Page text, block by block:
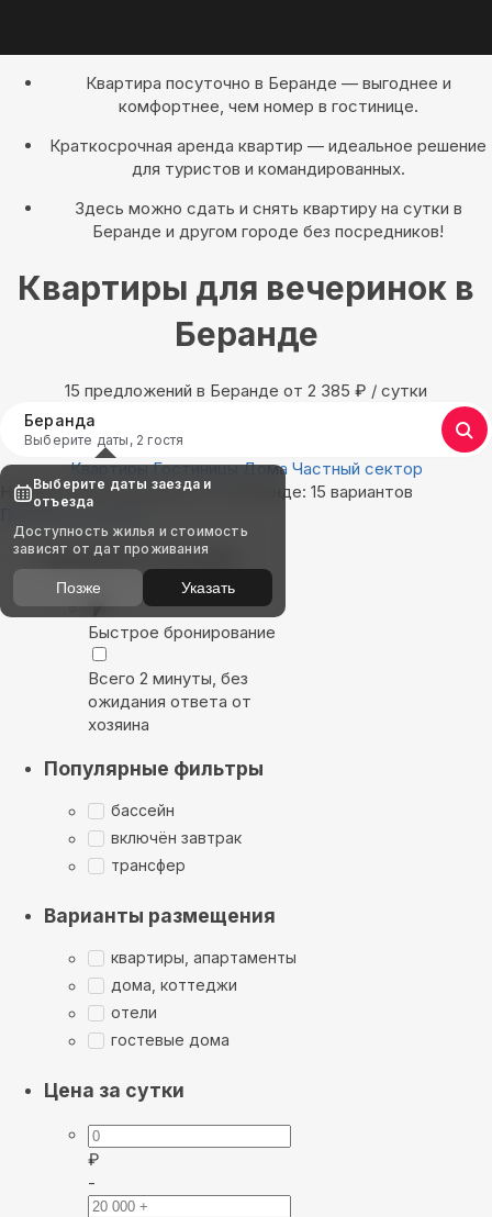
Квартира посуточно в Беранде — выгоднее и
комфортнее, чем номер в гостинице.
Краткосрочная аренда квартир — идеальное решение
для туристов и командированных.
Здесь можно сдать и снять квартиру на сутки в
Беранде и другом городе без посредников!
Квартиры для вечеринок в
Беранде
15 предложений в Беранде oт 2 385 ₽ / сутки
Беранда
Выберите даты, 2 гостя
Квартиры Гостиницы Дома Частный сектор
Найдём, где остановиться в Беранде: 15 вариантов
Показать на карте
Выбирайте лучшее
Быстрое бронирование
Всего 2 минуты, без
ожидания ответа от
хозяина
Популярные фильтры
бассейн
включён завтрак
трансфер
Варианты размещения
квартиры, апартаменты
дома, коттеджи
отели
гостевые дома
Цена за сутки
₽
-
Выберите даты заезда и
отъезда
Доступность жилья и стоимость
зависят от дат проживания
Позже Указать